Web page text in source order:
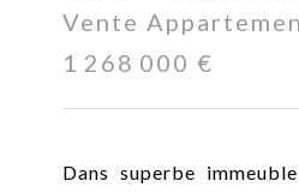
Vente
1 268 000 €
Dans superbe